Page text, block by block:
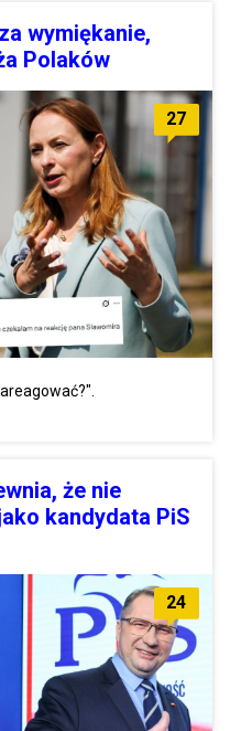
wymiękanie,
Polaków
27
że nie
kandydata PiS
24